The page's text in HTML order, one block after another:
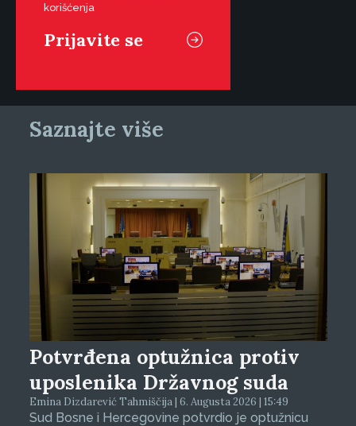
korišćenja
Saznajte više
Potvrđena optužnica protiv
uposlenika Državnog suda
Emina Dizdarević Tahmiščija | 6. Augusta 2026 | 15:49
Sud Bosne i Hercegovine potvrdio je optužnicu